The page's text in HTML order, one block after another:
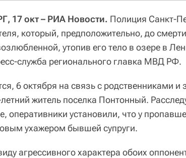
17 окт – РИА Новости. Полиция Санкт-
который, предположительно, до
утопив его тело в озере в
служба регионального главка МВД РФ.
6 октября на связь с родственниками
житель поселка Понтонный.
оперативники установили, что у
ухажером бывшей супруги.
агрессивного характера обоих